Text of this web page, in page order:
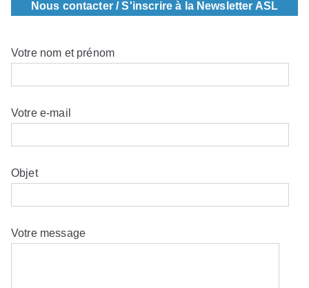
Nous contacter / S'inscrire à la Newsletter ASL
Votre nom et prénom
Votre e-mail
Objet
Votre message